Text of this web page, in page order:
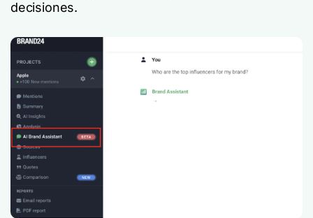
decisiones.